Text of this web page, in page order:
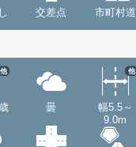
交差点 市町村道
他
曇
幅5.5～
9.0m
他